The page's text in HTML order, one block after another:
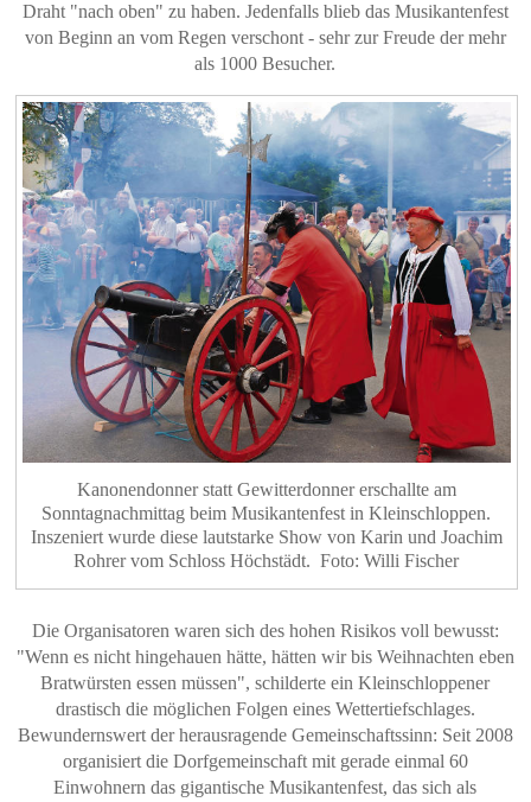
Draht "nach oben" zu haben. Jedenfalls blieb das Musikantenfest
von Beginn an vom Regen verschont - sehr zur Freude der mehr
als 1000 Besucher.
Kanonendonner statt Gewitterdonner erschallte am
Sonntagnachmittag beim Musikantenfest in Kleinschloppen.
Inszeniert wurde diese lautstarke Show von Karin und Joachim
Rohrer vom Schloss Höchstädt. Foto: Willi Fischer
Die Organisatoren waren sich des hohen Risikos voll bewusst:
"Wenn es nicht hingehauen hätte, hätten wir bis Weihnachten eben
Bratwürsten essen müssen", schilderte ein Kleinschloppener
drastisch die möglichen Folgen eines Wettertiefschlages.
Bewundernswert der herausragende Gemeinschaftssinn: Seit 2008
organisiert die Dorfgemeinschaft mit gerade einmal 60
Einwohnern das gigantische Musikantenfest, das sich als